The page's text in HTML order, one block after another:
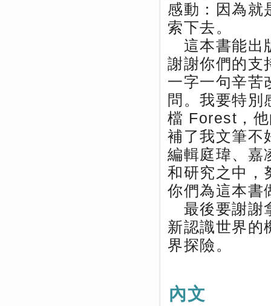
感動：因為就
索下去。
這本書能出
謝謝你們的支
一字一句辛苦
問。我要特別
檔 Forest，
補了我文筆不
編輯庭瑋、嘉
和研究之中，
你們為這本書
最後要謝謝
新認識世界的
界探險。
內文